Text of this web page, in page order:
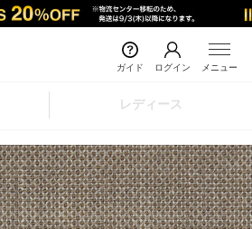
ガイド ログイン メニュー
レディース